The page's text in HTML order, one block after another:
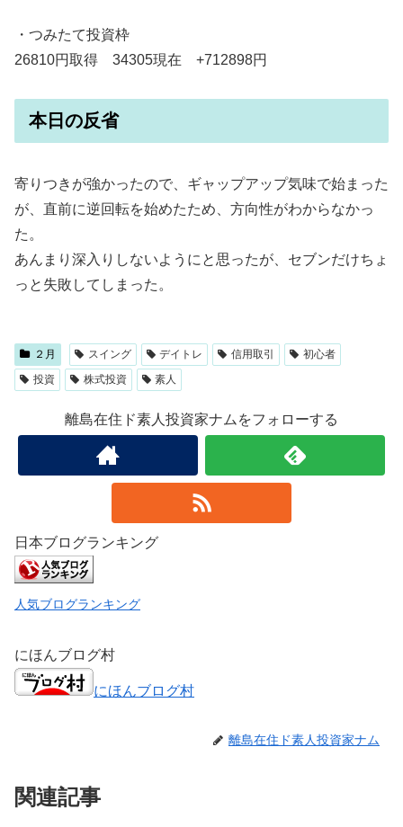
・つみたて投資枠
26810円取得 34305現在 +712898円
本日の反省
寄りつきが強かったので、ギャップアップ気味で始まった
が、直前に逆回転を始めたため、方向性がわからなかっ
た。
あんまり深入りしないようにと思ったが、セブンだけちょ
っと失敗してしまった。
２月 スイング デイトレ 信用取引
初心者
投資
株式投資 素人
離島在住ド素人投資家ナムをフォローする
日本ブログランキング
人気ブログランキング
にほんブログ村
にほんブログ村
離島在住ド素人投資家ナム
関連記事